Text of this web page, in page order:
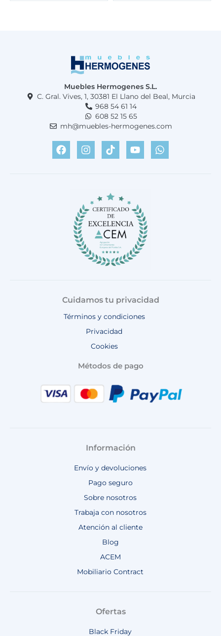
Muebles Hermogenes S.L.
C. Gral. Vives, 1, 30381 El Llano del Beal, Murcia
968 54 61 14
608 52 15 65
mh@muebles-hermogenes.com
F
a
c
I
n
s
a
m
T
i
k
Y
o
u
W
h
a
Cuidamos tu privacidad
Términos y condiciones
Privacidad
Cookies
Métodos de pago
Información
Envío y devoluciones
Pago seguro
Sobre nosotros
Trabaja con nosotros
Atención al cliente
Blog
ACEM
Mobiliario Contract
Ofertas
Black Friday